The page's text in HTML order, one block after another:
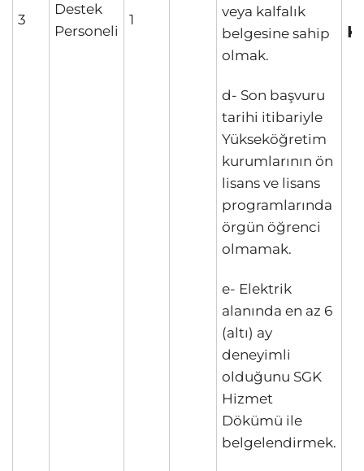
3
Destek
Personeli
1
veya kalfalık
belgesine sahip
olmak.
d- Son başvuru
tarihi itibariyle
Yükseköğretim
kurumlarının ön
lisans ve lisans
programlarında
örgün öğrenci
olmamak.
e- Elektrik
alanında en az 6
(altı) ay
deneyimli
olduğunu SGK
Hizmet
Dökümü ile
belgelendirmek.